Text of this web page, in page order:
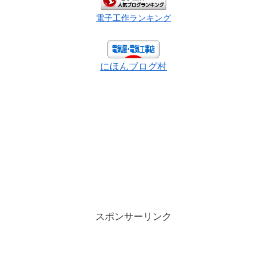
電子工作ランキング
にほんブログ村
スポンサーリンク